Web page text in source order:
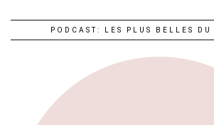
PODCAST: LES PLUS BELLES DU